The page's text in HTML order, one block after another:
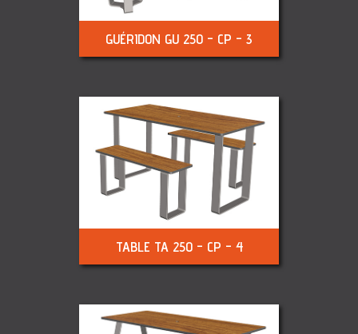
GUÉRIDON GU 250 - CP - 3
TABLE TA 250 - CP - 4